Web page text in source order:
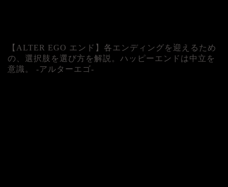
【ALTER EGO エンド】各エンディングを迎えるため
の、選択肢を選び方を解説。ハッピーエンドは中立を
意識。 -アルターエゴ-